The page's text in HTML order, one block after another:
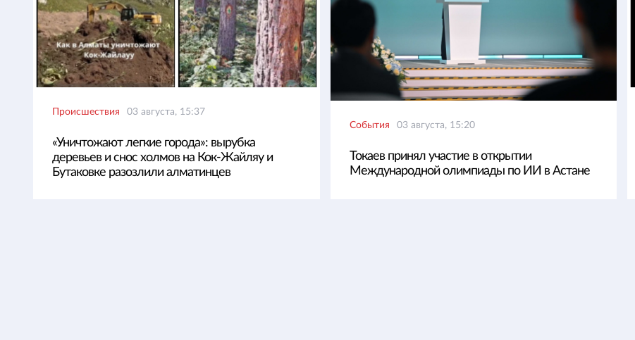
Происшествия 03 августа, 15:37
«Уничтожают легкие города»: вырубка
деревьев и снос холмов на Кок-Жайляу и
Бутаковке разозлили алматинцев
События 03 августа, 15:20
Токаев принял участие в открытии
Международной олимпиады по ИИ в Астане